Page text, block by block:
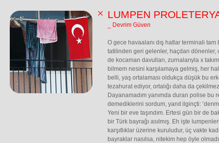
LUMPEN
_ Devrim Güven
O gece havaalanı dış hatlar terminali
tatilinden geri gelenler, haçdan dönenler,
de kocaman davulları, zurnalarıyla x
bilmem nesini karşılamaya gelmiş, her
belli, yaş ortalaması oldukça düşük bu
tezahurat ediyor, ortalığı daha da
Dayanamadım yanımda duran polise bu
demediklerini sordum, yanıt ilginçti:
Yeni bir eve taşındım. Ertesi gün bir de
bir Türk bayrağı asılmış. Eh işte
karşıtlıklar üzerine kuruludur, üç vakte
bayraklar nasılsa, nitekim hep öyle